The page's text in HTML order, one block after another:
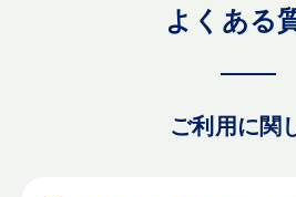
よくある
ご利用に関